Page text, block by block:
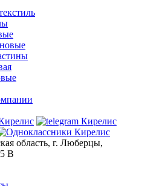
область, г. Люберцы,
В